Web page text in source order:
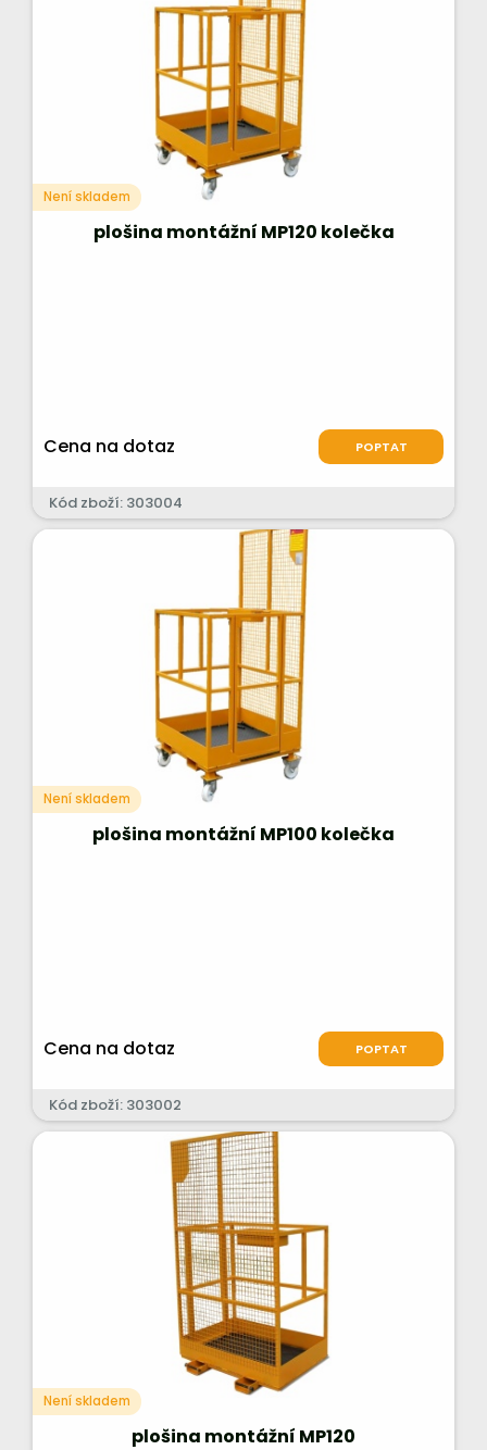
Není skladem
plošina montážní MP120 kolečka
Cena na dotaz POPTAT
Kód zboží: 303004
Není skladem
plošina montážní MP100 kolečka
Cena na dotaz POPTAT
Kód zboží: 303002
Není skladem
plošina montážní MP120